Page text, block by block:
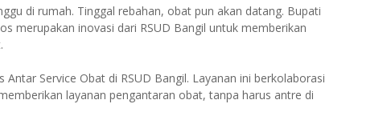
di rumah. Tinggal rebahan, obat pun akan datang. Bupati
merupakan inovasi dari RSUD Bangil untuk memberikan
Service Obat di RSUD Bangil. Layanan ini berkolaborasi
layanan pengantaran obat, tanpa harus antre di